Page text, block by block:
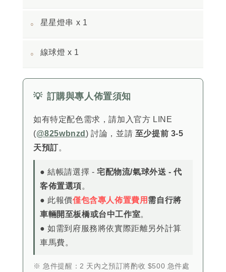
◦ 星星燈串 x 1
◦ 線球燈 x 1
💡 訂購與專人佈置須知
如有特定配色需求，請加入官方 LINE
(@825wbnzd) 討論，並請 至少提前 3-5
天預訂。
● 結帳請選擇 - 宅配物流/氣球外送 - 代
客佈置選項。
● 此報價僅包含專人佈置費用 需自行將
車輛開至板橋或台中工作室。
● 如需到府服務將依實際距離另外計算
車馬費。
※ 急件提醒：2 天內之預訂將酌收 $500 急件處